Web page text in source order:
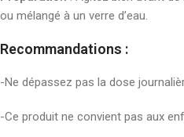
ou mélangé à un verre d’eau.
Recommandations :
-Ne dépassez pas la dose
-Ce produit ne convient pas aux